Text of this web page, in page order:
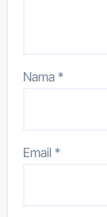
Nama*
Email*